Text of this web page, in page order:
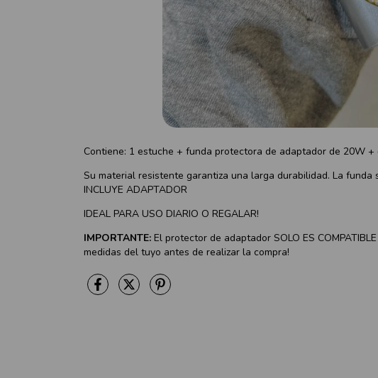
Contiene: 1 estuche + funda protectora de adaptador de 20W
Su material resistente garantiza una larga durabilidad. La
INCLUYE ADAPTADOR
IDEAL PARA USO DIARIO O REGALAR!
IMPORTANTE: El protector de adaptador SOLO ES
medidas del tuyo antes de realizar la compra!